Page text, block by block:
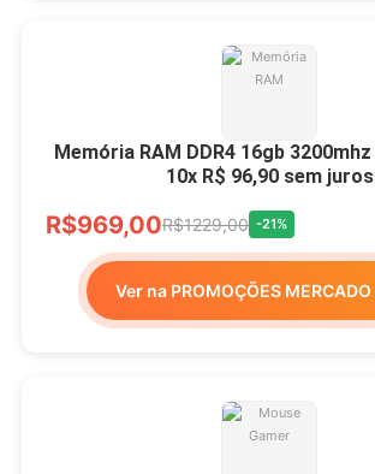
Memória RAM DDR4 16gb
10x R$ 96,90 sem juros
R$969,00R$1229,00 -21%
Ver na PROMOÇÕES MERCADO